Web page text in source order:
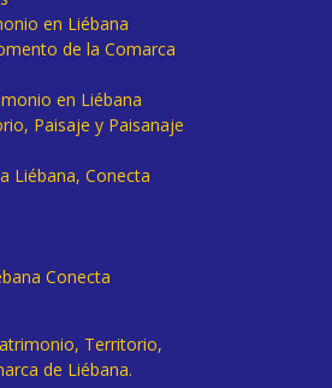
en Liébana
de la Comarca
en Liébana
Paisaje y Paisanaje
Liébana, Conecta
Conecta
Territorio,
de Liébana.